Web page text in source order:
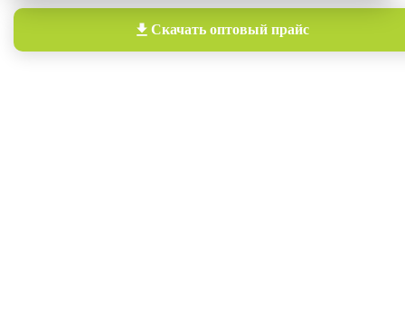
Скачать оптовый прайс